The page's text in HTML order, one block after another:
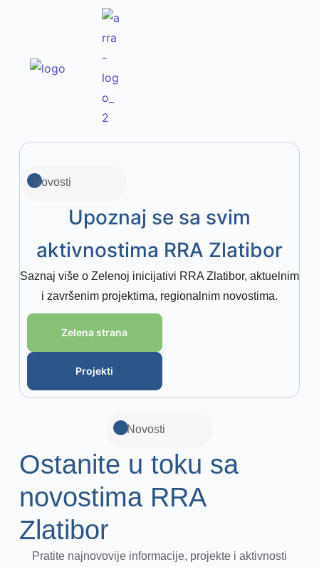
Novosti
Upoznaj se sa svim
aktivnostima RRA Zlatibor
Saznaj više o Zelenoj inicijativi RRA Zlatibor, aktuelnim
i završenim projektima, regionalnim novostima.
Zelena strana
Projekti
Novosti
Ostanite u toku sa
novostima RRA
Zlatibor
Pratite najnovovije informacije, projekte i aktivnosti